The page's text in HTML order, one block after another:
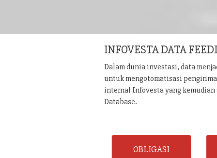
INFOVESTA DATA
Dalam dunia investasi, data
untuk mengotomatisasi
internal Infovesta yang
Database.
OBLIGASI